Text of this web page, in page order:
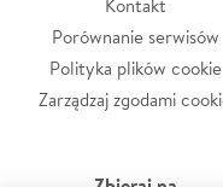
Kontakt
Porównanie serwisów
Polityka plików cookie
Zarządzaj zgodami